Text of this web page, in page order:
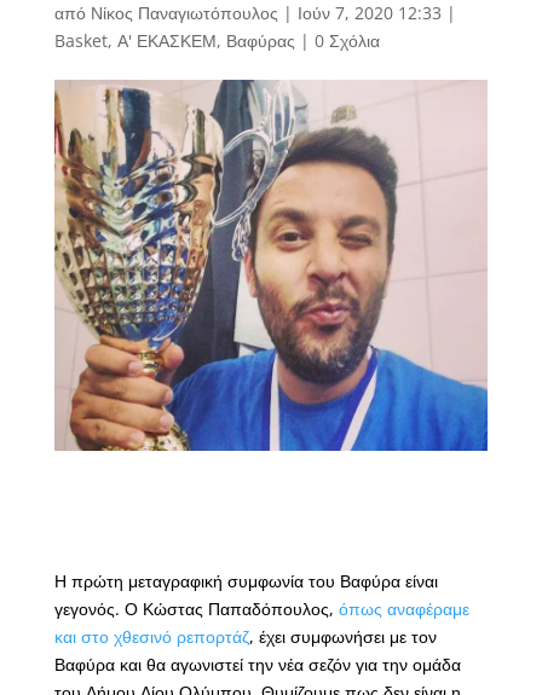
από Νίκος Παναγιωτόπουλος | Ιούν 7, 2020 12:33 |
Basket, Α' ΕΚΑΣΚΕΜ, Βαφύρας | 0 Σχόλια
Η πρώτη μεταγραφική συμφωνία του Βαφύρα είναι
γεγονός. Ο Κώστας Παπαδόπουλος, όπως αναφέραμε
και στο χθεσινό ρεπορτάζ, έχει συμφωνήσει με τον
Βαφύρα και θα αγωνιστεί την νέα σεζόν για την ομάδα